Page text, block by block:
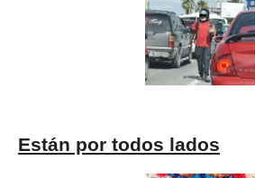
Están por todos lados